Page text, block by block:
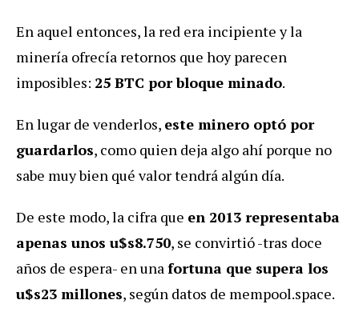
En aquel entonces, la red era incipiente y la
minería ofrecía retornos que hoy parecen
imposibles: 25 BTC por bloque minado.
En lugar de venderlos, este minero optó por
guardarlos, como quien deja algo ahí porque no
sabe muy bien qué valor tendrá algún día.
De este modo, la cifra que en 2013 representaba
apenas unos u$s8.750, se convirtió -tras doce
años de espera- en unafortuna que supera los
u$s23 millones, según datos de mempool.space.